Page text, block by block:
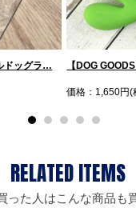
ドッグラ… 【DOG
価格：1,650円(
った人はこんな商品も